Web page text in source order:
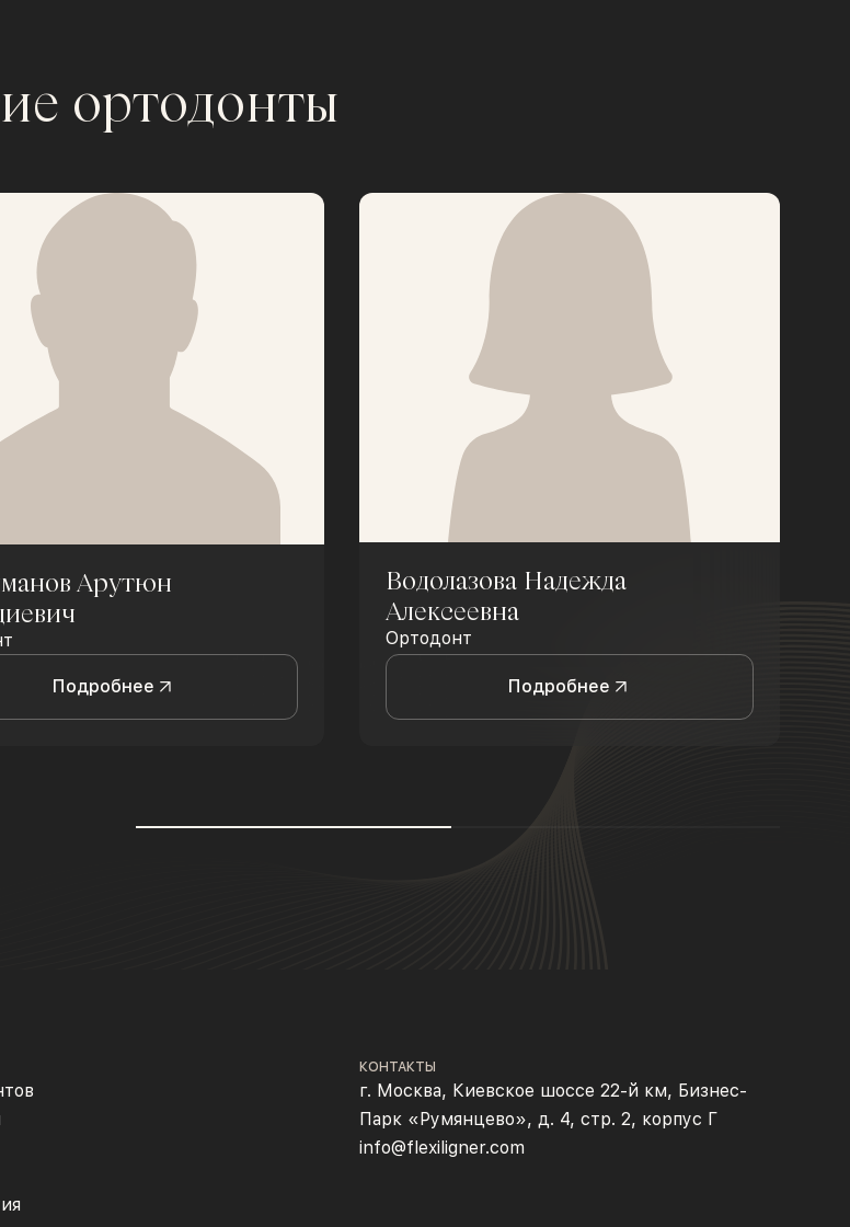
ортодонты
Арутюн
Подробнее
Водолазова Надежда
Алексеевна
Ортодонт
Подробнее
КОНТАКТЫ
г. Москва, Киевское шоссе 22-й км, Бизнес-
Парк «Румянцево», д. 4, стр. 2, корпус Г
info@flexiligner.com